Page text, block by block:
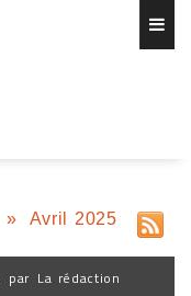
» Avril 2025
par La rédaction